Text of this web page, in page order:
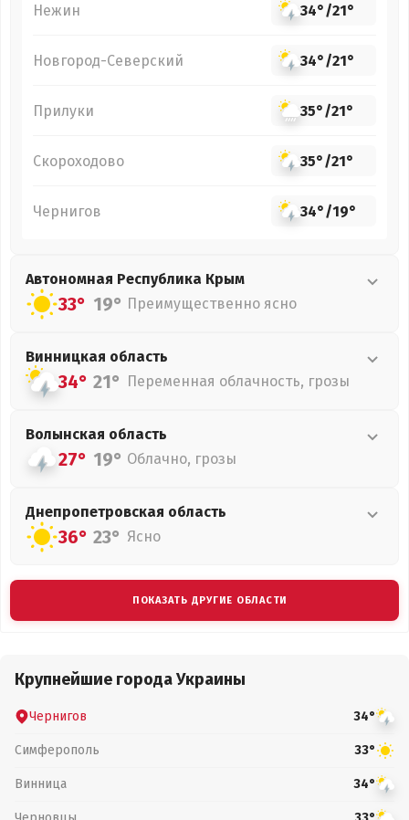
Нежин 34°/21°
Новгород-Северский 34°/21°
Прилуки 35°/21°
Скороходово 35°/21°
Чернигов 34°/19°
Автономная Республика Крым
33° 19° Преимущественно ясно
Винницкая область
34° 21° Переменная облачность, грозы
Волынская область
27° 19° Облачно, грозы
Днепропетровская область
36° 23° Ясно
ПОКАЗАТЬ ДРУГИЕ ОБЛАСТИ
Крупнейшие города Украины
Чернигов 34°
Симферополь 33°
Винница 34°